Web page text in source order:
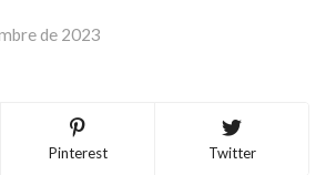
de 2023
Pinterest Twitter